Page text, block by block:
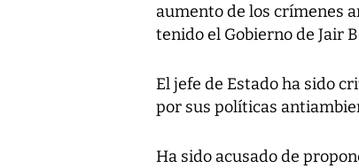
aumento de los crímenes
tenido el Gobierno de Jair
El jefe de Estado ha sido
por sus políticas
Ha sido acusado de